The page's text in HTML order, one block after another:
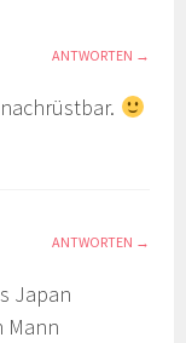
ANTWORTEN
ANTWORTEN
Japan
Mann